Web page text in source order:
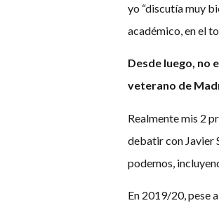
yo “discutía muy
académico, en el
Desde luego, no
veterano de
Realmente mis 2
debatir con Javier
podemos,
En 2019/20, pese